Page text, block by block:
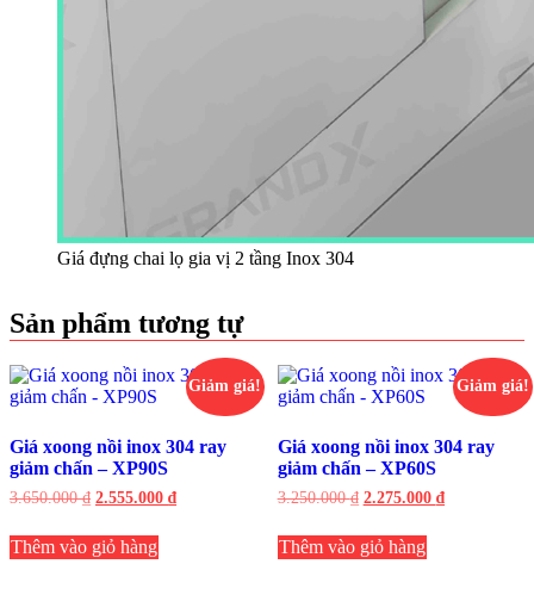
Giá đựng chai lọ gia vị 2 tầng Inox 304
Sản phẩm tương tự
Giảm giá!
Giá xoong nồi inox 304 ray
giảm chấn – XP90S
3.650.000₫ Giá
là:
3.650.000 ₫.
2.555.000 ₫Giá
Thêm vào giỏ hàng
Giảm giá!
Giá xoong nồi inox 304 ray
giảm chấn – XP60S
3.250.000₫ Giá
là:
3.250.000 ₫.
2.275.000 ₫Giá
Thêm vào giỏ hàng